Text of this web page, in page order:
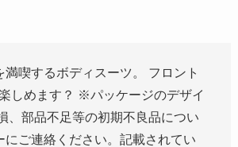
喫するボディスーツ。 フロント
しめます？ ※パッケージのデザイ
、部品不足等の初期不良品につい
ご連絡ください。記載されてい